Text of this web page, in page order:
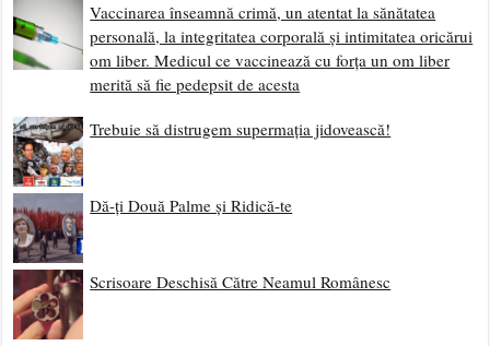
Vaccinarea înseamnă crimă, un atentat la sănătatea
personală, la integritatea corporală și intimitatea oricărui
om liber. Medicul ce vaccinează cu forța un om liber
merită să fie pedepsit de acesta
Trebuie să distrugem supermația jidovească!
Dă-ți Două Palme și Ridică-te
Scrisoare Deschisă Către Neamul Românesc